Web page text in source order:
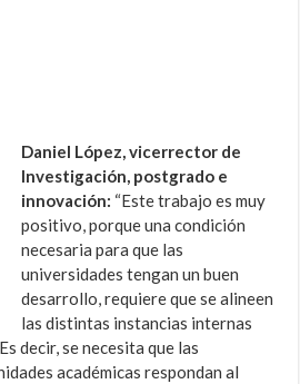
Daniel López, vicerrector de
Investigación, postgrado e
innovación: “Este trabajo es muy
positivo, porque una condición
necesaria para que las
universidades tengan un buen
desarrollo, requiere que se alineen
las distintas instancias internas
decir, se necesita que las
académicas respondan al